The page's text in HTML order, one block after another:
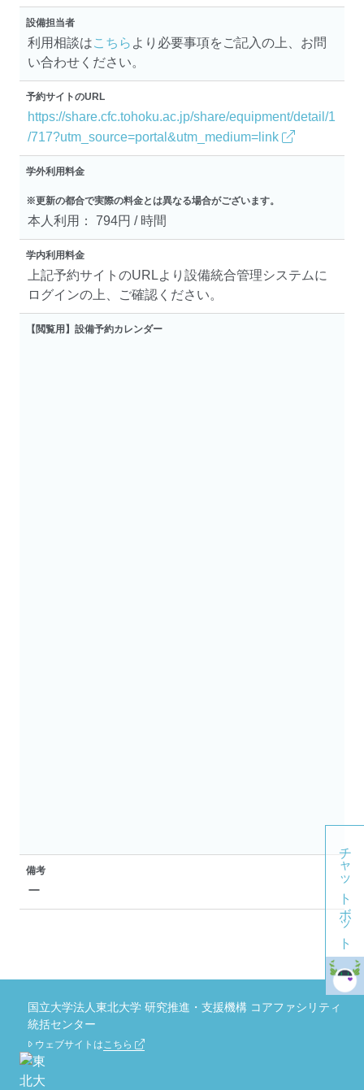
設備担当者
利用相談はこちら より必要事項をご記入の上、お問
い合わせください。
予約サイトのURL
https://share.cfc.tohoku.ac.jp/share/equipment/detail/1
/717?utm_source=portal&utm_medium=link
学外利用料金
※更新の都合で実際の料金とは異なる場合がございます。
本人利用： 794円 / 時間
学内利用料金
上記予約サイトのURLより設備統合管理システムに
ログインの上、ご確認ください。
【閲覧用】設備予約カレンダー
備考
ー チャットボット
国立大学法人東北大学 研究推進・支援機構 コアファシリティ
統括センター
ウェブサイトはこちら